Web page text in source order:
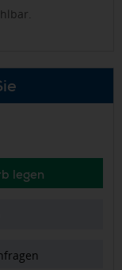
legen